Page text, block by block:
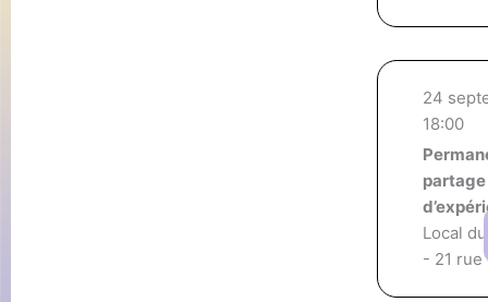
24
18:00
partage
Local
- 21 rue